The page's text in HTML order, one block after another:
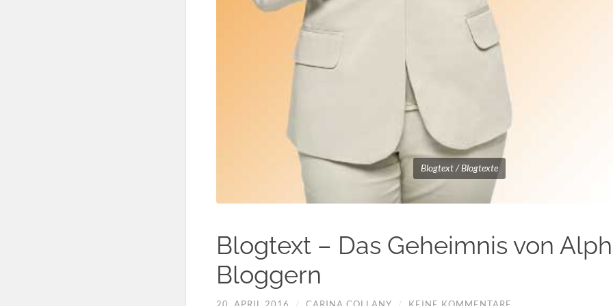
Blogtext / Blogtexte
Blogtext – Das Geheimnis von
Bloggern